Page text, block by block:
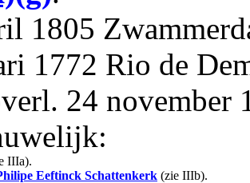
1805
1772 Rio de
24 november
IIIa).
Eeftinck Schattenkerk (zie IIIb).